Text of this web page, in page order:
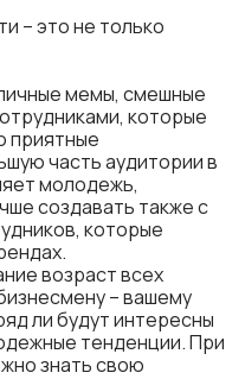
– это не только
мемы, смешные
которые
приятные
часть аудитории в
молодежь,
создавать также с
которые
возраст всех
– вашему
ли будут интересны
тенденции. При
знать свою